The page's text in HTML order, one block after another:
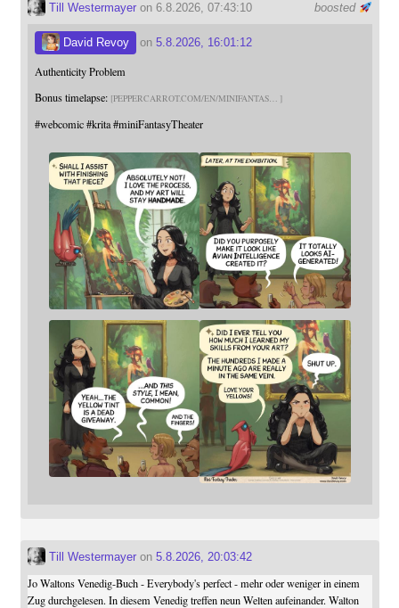
boosted
Till Westermayeron 6.8.2026, 07:43:10
David Revoy on 5.8.2026, 16:01:12
Authenticity Problem
Bonus timelapse: PEPPERCARROT.COM/EN/MINIFANTAS
#webcomic #krita #miniFantasyTheater
Till Westermayeron 5.8.2026, 20:03:42
Jo Waltons Venedig-Buch - Everybody's perfect - mehr oder weniger in einem
Zug durchgelesen. In diesem Venedig treffen neun Welten aufeinander. Walton